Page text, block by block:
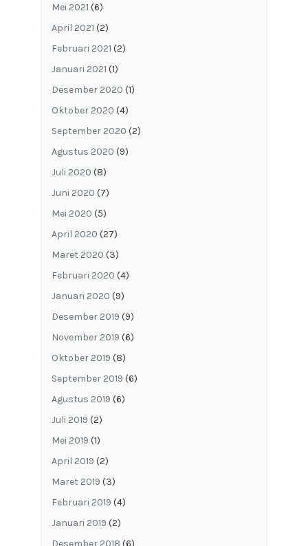
Mei 2021 (6)
April 2021 (2)
Februari 2021 (2)
Januari 2021 (1)
Desember 2020 (1)
Oktober 2020 (4)
September 2020 (2)
Agustus 2020 (9)
Juli 2020 (8)
Juni 2020 (7)
Mei 2020 (5)
April 2020 (27)
Maret 2020 (3)
Februari 2020 (4)
Januari 2020 (9)
Desember 2019 (9)
November 2019 (6)
Oktober 2019 (8)
September 2019 (6)
Agustus 2019 (6)
Juli 2019 (2)
Mei 2019 (1)
April 2019 (2)
Maret 2019 (3)
Februari 2019 (4)
Januari 2019 (2)
Desember 2018 (6)